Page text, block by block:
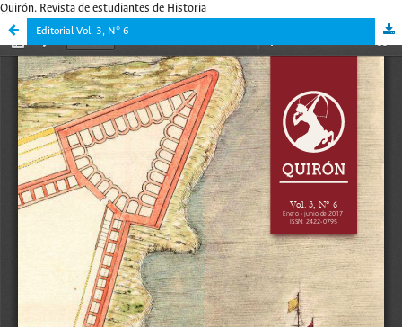
Quirón. Revista de estudiantes de Historia
Editorial Vol. 3, N° 6